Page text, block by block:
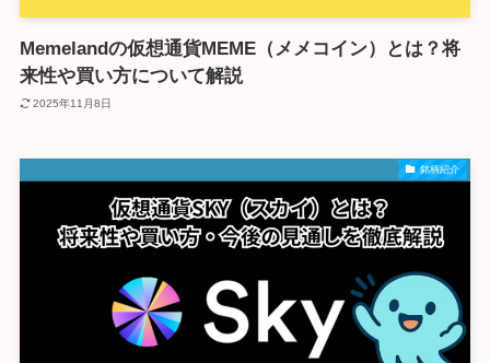
Memelandの仮想通貨MEME（メメコイン）とは？将
来性や買い方について解説
2025年11月8日
銘柄紹介